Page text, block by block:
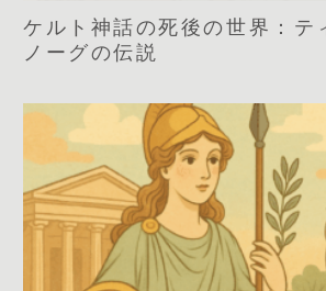
ケルト神話の死後の世界：テ
ノーグの伝説